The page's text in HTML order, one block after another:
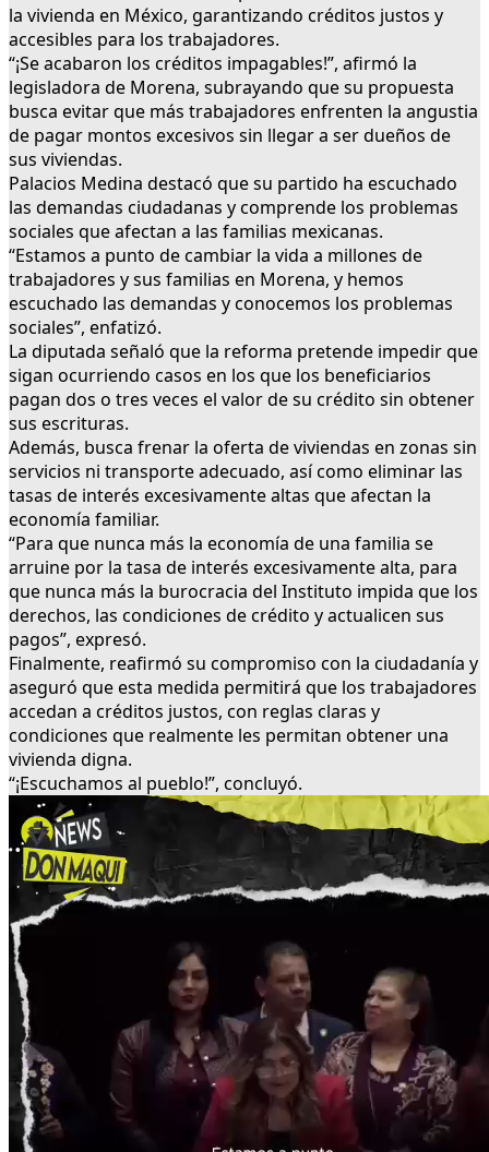
la vivienda en México, garantizando créditos justos y
accesibles para los trabajadores.
“¡Se acabaron los créditos impagables!”, afirmó la
legisladora de Morena, subrayando que su propuesta
busca evitar que más trabajadores enfrenten la angustia
de pagar montos excesivos sin llegar a ser dueños de
sus viviendas.
Palacios Medina destacó que su partido ha escuchado
las demandas ciudadanas y comprende los problemas
sociales que afectan a las familias mexicanas.
“Estamos a punto de cambiar la vida a millones de
trabajadores y sus familias en Morena, y hemos
escuchado las demandas y conocemos los problemas
sociales”, enfatizó.
La diputada señaló que la reforma pretende impedir que
sigan ocurriendo casos en los que los beneficiarios
pagan dos o tres veces el valor de su crédito sin obtener
sus escrituras.
Además, busca frenar la oferta de viviendas en zonas sin
servicios ni transporte adecuado, así como eliminar las
tasas de interés excesivamente altas que afectan la
economía familiar.
“Para que nunca más la economía de una familia se
arruine por la tasa de interés excesivamente alta, para
que nunca más la burocracia del Instituto impida que los
derechos, las condiciones de crédito y actualicen sus
pagos”, expresó.
Finalmente, reafirmó su compromiso con la ciudadanía y
aseguró que esta medida permitirá que los trabajadores
accedan a créditos justos, con reglas claras y
condiciones que realmente les permitan obtener una
vivienda digna.
“¡Escuchamos al pueblo!”, concluyó.